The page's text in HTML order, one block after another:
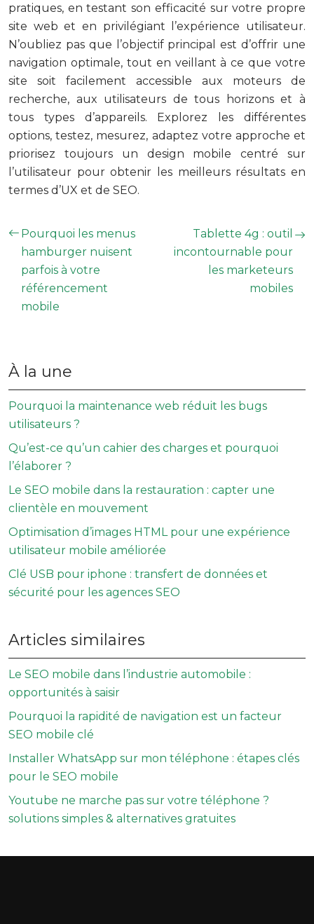
pratiques, en testant son efficacité sur votre propre
site web et en privilégiant l’expérience utilisateur.
N’oubliez pas que l’objectif principal est d’offrir une
navigation optimale, tout en veillant à ce que votre
site soit facilement accessible aux moteurs de
recherche, aux utilisateurs de tous horizons et à
tous types d’appareils. Explorez les différentes
options, testez, mesurez, adaptez votre approche et
priorisez toujours un design mobile centré sur
l’utilisateur pour obtenir les meilleurs résultats en
termes d’UX et de SEO.
Pourquoi les menus
hamburger nuisent
parfois à votre
référencement
mobile
Tablette 4g : outil
incontournable pour
les marketeurs
mobiles
À la une
Pourquoi la maintenance web réduit les bugs
utilisateurs ?
Qu’est-ce qu’un cahier des charges et pourquoi
l’élaborer ?
Le SEO mobile dans la restauration : capter une
clientèle en mouvement
Optimisation d’images HTML pour une expérience
utilisateur mobile améliorée
Clé USB pour iphone : transfert de données et
sécurité pour les agences SEO
Articles similaires
Le SEO mobile dans l’industrie automobile :
opportunités à saisir
Pourquoi la rapidité de navigation est un facteur
SEO mobile clé
Installer WhatsApp sur mon téléphone : étapes clés
pour le SEO mobile
Youtube ne marche pas sur votre téléphone ?
solutions simples & alternatives gratuites